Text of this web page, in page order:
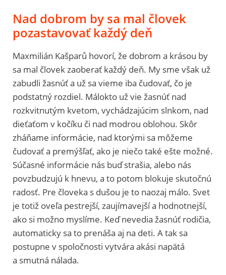
Nad dobrom by sa mal človek
pozastavovať každý deň
Maxmilián Kašparů hovorí, že dobrom a krásou by
sa mal človek zaoberať každý deň. My sme však už
zabudli žasnúť a už sa vieme iba čudovať, čo je
podstatný rozdiel. Málokto už vie žasnúť nad
rozkvitnutým kvetom, vychádzajúcim slnkom, nad
dieťaťom v kočíku či nad modrou oblohou. Skôr
zháňame informácie, nad ktorými sa môžeme
čudovať a premýšľať, ako je niečo také ešte možné.
Súčasné informácie nás buď strašia, alebo nás
povzbudzujú k hnevu, a to potom blokuje skutočnú
radosť. Pre človeka s dušou je to naozaj málo. Svet
je totiž oveľa pestrejší, zaujímavejší a hodnotnejší,
ako si možno myslíme. Keď nevedia žasnúť rodičia,
automaticky sa to prenáša aj na deti. A tak sa
postupne v spoločnosti vytvára akási napätá
a smutná nálada.